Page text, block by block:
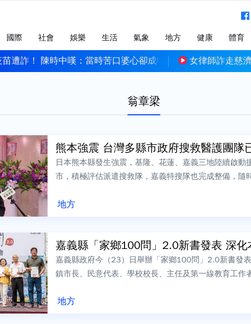
國際 社會 娛樂 生活 氣象 地方 健康 體育
遭詐！ 陳時中嘆：當時苦口婆心卻成特定政治人物武器
女律師詐走慈
翁章梁
地方
熊本強震 台灣多縣市政府搜救醫護團
日本熊本縣發生強震，基隆、花蓮、嘉義三地陸續啟動
市，積極評估派遣搜救隊，嘉義特搜隊也完成整備，隨
地方
嘉義縣「家鄉100問」2.0新書發表 深化
嘉義縣政府今（23）日舉辦「家鄉100問」2.0新書發
鎮市長、民意代表、學校校長、主任及第一線教育工作